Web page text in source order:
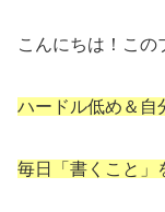
こんにちは！この
ハードル低め＆自
毎日「書くこと」